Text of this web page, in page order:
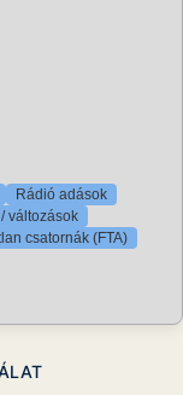
Rádió adások
változások
csatornák (FTA)